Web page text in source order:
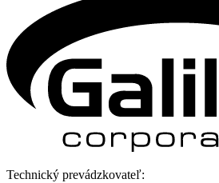
Technický prevádzkovateľ: